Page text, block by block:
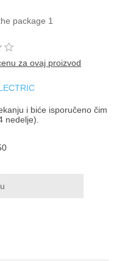
package 1
za ovaj proizvod
i biće isporučeno čim
nedelje).